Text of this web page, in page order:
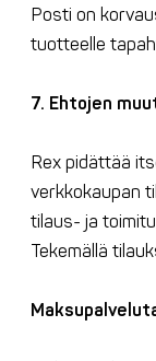
Posti on
tuotteelle
7. Ehtojen
Rex pidättää
verkkokaupan
tilaus- ja
Tekemällä